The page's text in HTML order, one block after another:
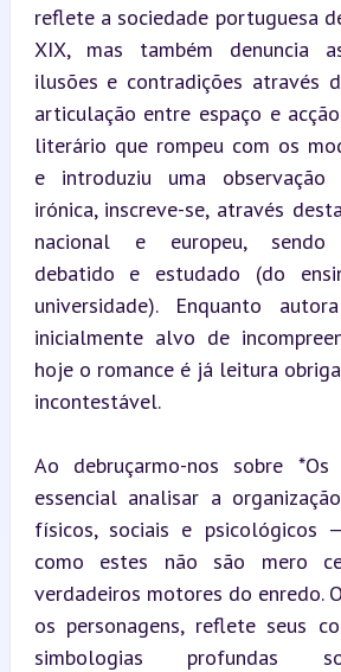
reflete a sociedade portuguesa
XIX, mas também denuncia
ilusões e contradições através
articulação entre espaço e
literário que rompeu com os
e introduziu uma
irónica, inscreve-se, através
nacional e europeu, sendo
debatido e estudado (do
universidade). Enquanto
inicialmente alvo de
hoje o romance é já leitura
incontestável.
Ao debruçarmo-nos sobre *Os
essencial analisar a
físicos, sociais e psicológicos
como estes não são mero
verdadeiros motores do enredo.
os personagens, reflete seus
simbologias profundas